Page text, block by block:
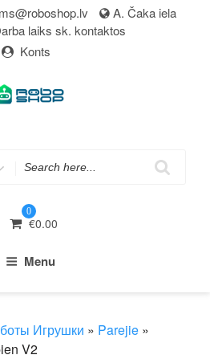
A. Čaka iela
laiks sk. kontaktos
Konts
0
€0.00
Menu
Игрушки » Parejie »
V2